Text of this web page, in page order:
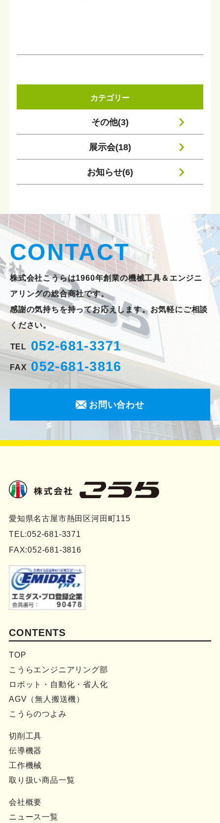
カテゴリー
その他(3)
展示会(18)
お知らせ(6)
CONTACT
株式会社こうらは1960年創業の機械工具＆エンジニ
アリングの総合商社です。
感謝の気持ちを持ってお応えします。お気軽にご相談
ください。
TEL 052-681-3371
FAX 052-681-3816
お問い合わせ
愛知県名古屋市熱田区河田町115
TEL:052-681-3371
FAX:052-681-3816
CONTENTS
TOP
こうらエンジニアリング部
ロボット・自動化・省人化
AGV（無人搬送機）
こうらのつよみ
切削工具
伝導機器
工作機械
取り扱い商品一覧
会社概要
ニュース一覧